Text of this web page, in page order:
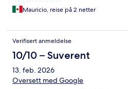
Mauricio, reise på 2 netter
Verifisert anmeldelse
10/10 – Suverent
13. feb. 2026
Oversett med Google